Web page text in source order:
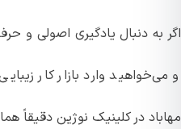
به دنبال یادگیری اصولی و
وارد بازار کار
در کلینیک نوژین دقیقاً